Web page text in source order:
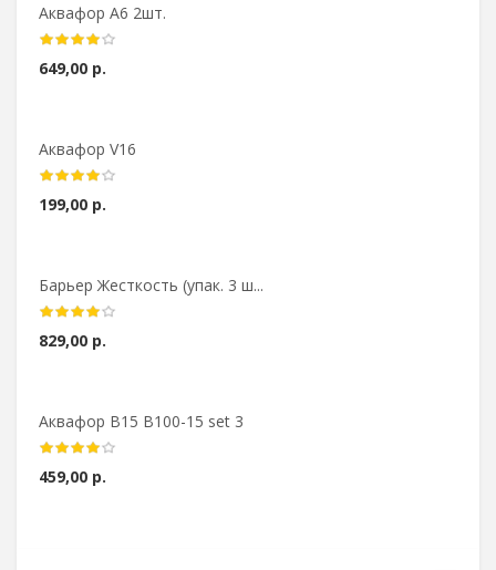
Аквафор А6 2шт.
649,00 р.
Аквафор V16
199,00 р.
Барьер Жесткость (упак. 3 ш...
829,00 р.
Аквафор В15 В100-15 set 3
459,00 р.